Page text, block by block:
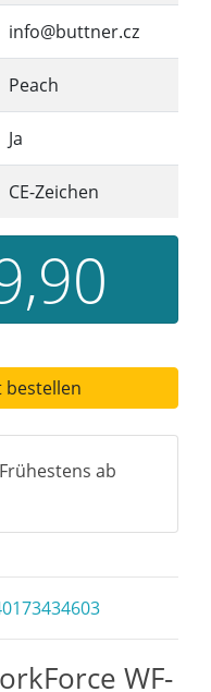
info@buttner.cz
Peach
Ja
CE-Zeichen
bestellen
ab
WF-